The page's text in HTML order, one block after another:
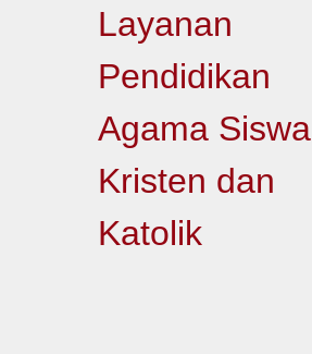
Layanan
Pendidikan
Agama Siswa
Kristen dan
Katolik